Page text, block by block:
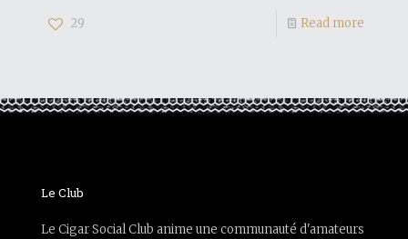
29 Read more
Le Club
Le Cigar Social Club anime une communauté d'amateurs